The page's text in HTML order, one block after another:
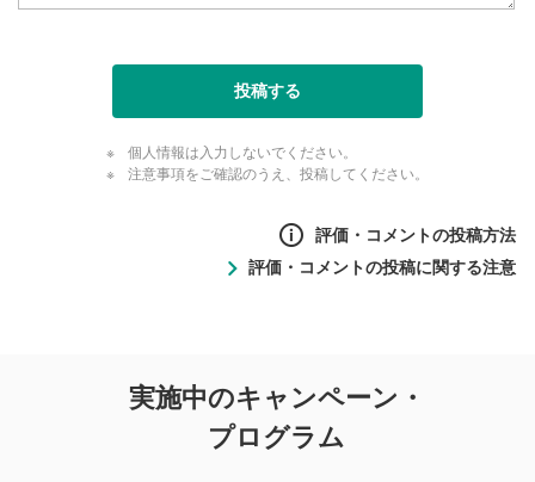
投稿する
個人情報は入力しないでください。
注意事項をご確認のうえ、投稿してください。
評価・コメントの投稿方法
評価・コメントの投稿に関する注意
投稿に関する注意
実施中のキャンペーン・
プログラム